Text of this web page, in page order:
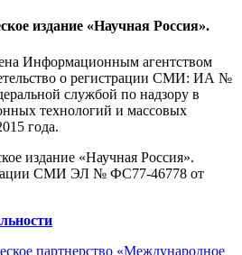
издание «Научная Россия».
Информационным агентством
о регистрации СМИ: ИА №
службой по надзору в
технологий и массовых
года.
издание «Научная Россия».
СМИ ЭЛ № ФС77-46778 от
партнерство «Международное